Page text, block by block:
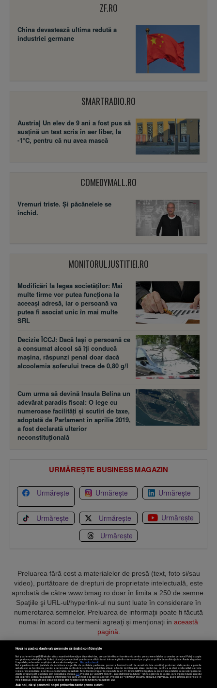
ZF.RO
China devastează ultima redută a
industriei germane
SMARTRADIO.RO
Austria| Un elev de 9 ani a fost pus să
susţină un test scris în aer liber, la
-1°C, pentru că nu avea mască
COMEDYMALL.RO
Vremuri triste. Şi păcănelele se
închid.
MONITORULJUSTITIEI.RO
Modificări la legea societăţilor: Mai
multe firme vor putea funcţiona la
aceeaşi adresă, iar o persoană va
putea fi asociat unic în mai multe
SRL
Decizie ÎCCJ: Dacă laşi o persoană ce
a consumat alcool să îţi conducă
maşina, răspunzi penal doar dacă
alcoolemia şoferului trece de 0,80 g/l
Cum urma să devină Insula Belina un
adevărat paradis fiscal: O lege cu
numeroase facilităţi şi scutiri de taxe,
adoptată de Parlament în aprilie 2019,
a fost declarată ulterior
neconstituţională
URMĂREȘTE BUSINESS MAGAZIN
Urmărește Urmărește Urmărește
Urmărește Urmărește
Urmărește
Urmărește
Preluarea fără cost a materialelor de presă (text, foto si/sau
video), purtătoare de drepturi de proprietate intelectuală, este
aprobată de către www.bmag.ro doar în limita a 250 de semne.
Spaţiile şi URL-ul/hyperlink-ul nu sunt luate în considerare în
numerotarea semnelor. Preluarea de informaţii poate fi făcută
numai în acord cu termenii agreaţi şi menţionaţi in această
pagină
Termeni și condiții Confidențialitate Cookies Contact
Nouă ne pasă ca datele tale personale să rămână confidențiale
Noi și partenerii noștri589stocăm și/sau accesăm informații pe dispozitivul dvs., precum identificatorii cookie unici pentru prelucrarea datelor cu caracter personal. Puteți accepta
sau gestiona preferințele dvs. făcând clic mai jos, respectiv vă puteți opune utilizării unui interes legitim în orice moment pe pagina cu politica de confidențialitate. Aceste alegeri vor
fi raportate partenerilor noștri și nu vă vor afecta navigarea.
Mai multe detalii
Noi si partenerii nostri (retelele de socializare si agentiile de publicitate partenere, precum si furnizorii nostri de servicii de date analitice) prelucram date pentru a permite
website-ului sa functioneze, pentru a personaliza continutul si anunturile publicitare afisate in functie de interesele si/sau profilul dvs., pentru a va oferi functionalitati aferente
retelelor de socializare si pentru a analiza traficul pe website. Beneficiati de drepturile prevazute de art. 15-22 din GDPR in legatura cu prelucrarea datelor cu caracter personal.
Aceste drepturi pot fi exercitate prin modalitatea indicataaici. Prin click pe “ACCEPT TOATE”, acceptati folosirea tuturor Tehnologiilor de tip Cookie, care implica inclusiv acceptul
dvs. cu privire la stocarea/accesarea informatiilor de catre Vendor-ii cu care colaboram. Prin click pe “VREAU SA MODIFIC SETARILE INDIVIDUAL” puteti schimba preferintele in
mod individual, mai putin cele legate de cookie strict necesare pentru functionarea website-ului.
Atât noi, cât și partenerii noștri prelucrăm datele pentru a oferi: